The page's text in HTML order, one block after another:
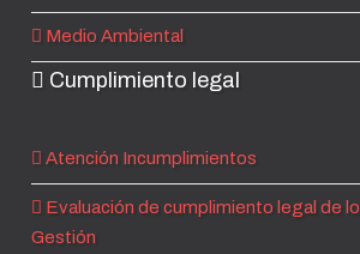
Medio Ambiental
Cumplimiento legal
Atención Incumplimientos
Evaluación de cumplimiento legal de
Gestión